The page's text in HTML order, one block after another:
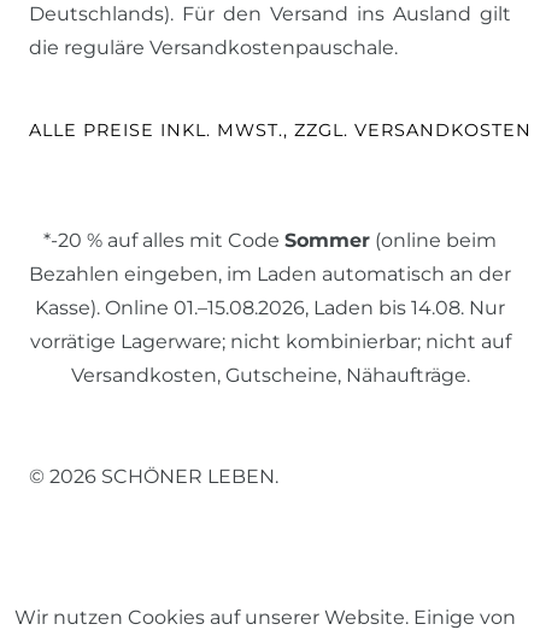
Deutschlands). Für den Versand ins Ausland gilt
die reguläre Versandkostenpauschale.
ALLE PREISE INKL. MWST., ZZGL. VERSANDKOSTEN
*-20 % auf alles mit Code Sommer (online beim
Bezahlen eingeben, im Laden automatisch an der
Kasse). Online 01.–15.08.2026, Laden bis 14.08. Nur
vorrätige Lagerware; nicht kombinierbar; nicht auf
Versandkosten, Gutscheine, Nähaufträge.
© 2026 SCHÖNER LEBEN.
Wir nutzen Cookies auf unserer Website. Einige von